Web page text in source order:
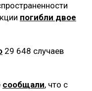
погибли двое
29 648 случаев
сообщали, что с